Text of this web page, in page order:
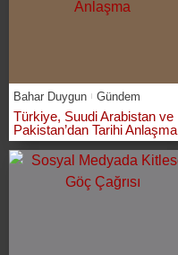
Bahar Duygun Gündem
Türkiye, Suudi Arabistan ve
Pakistan’dan Tarihi Anlaşma